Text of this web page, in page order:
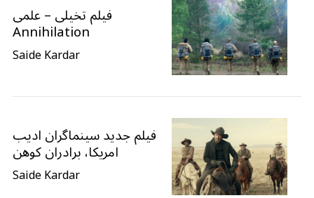
فیلم تخیلی – علمی
Annihilation
Saide Kardar
فیلم جدید سینماگران ادیب
امریکا، برادران کوهن
Saide Kardar